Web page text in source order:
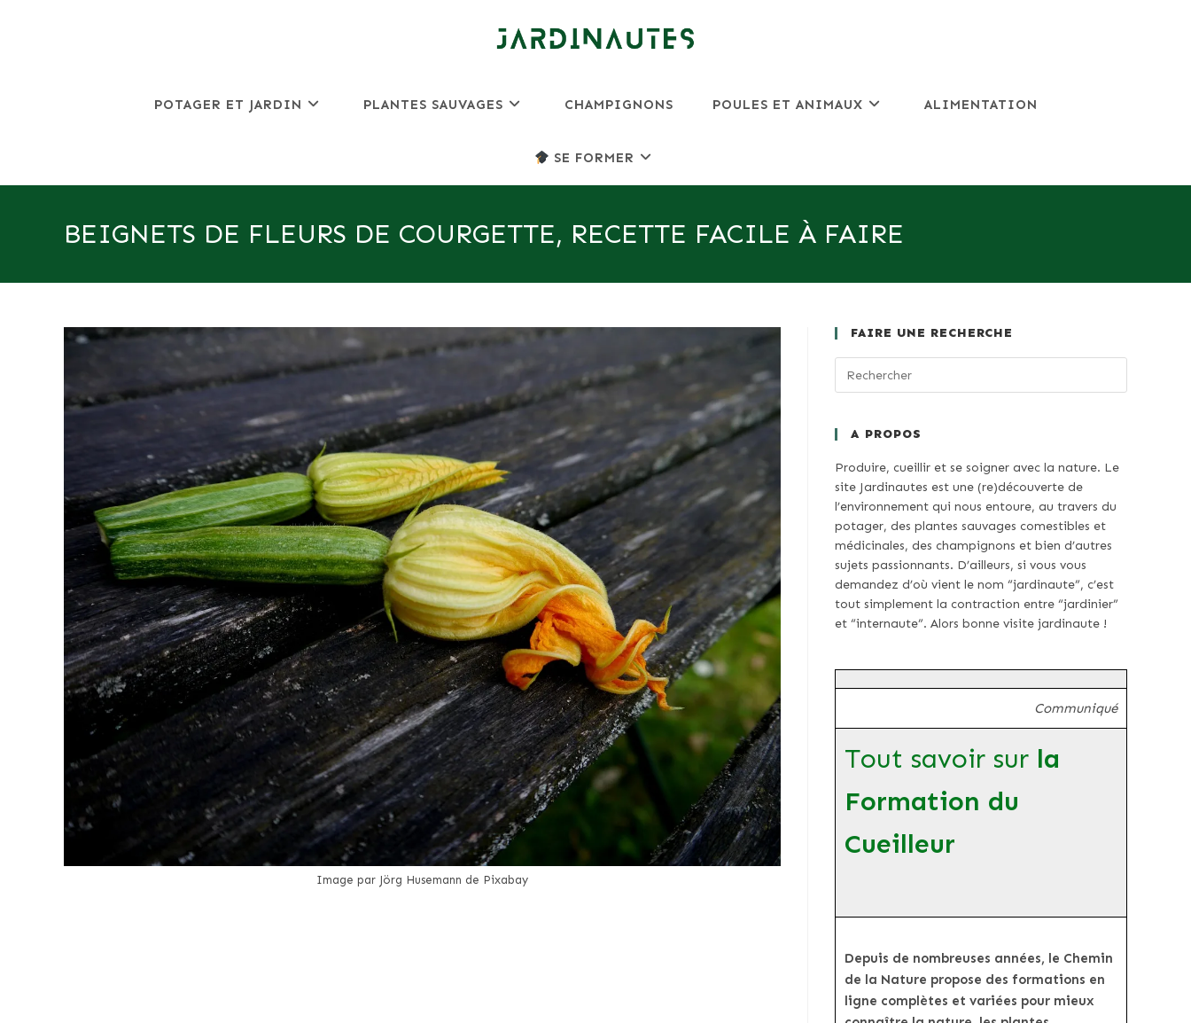
POTAGER ET JARDIN PLANTES SAUVAGES CHAMPIGNONS POULES ET ANIMAUX ALIMENTATION
SE FORMER
BEIGNETS DE FLEURS DE COURGETTE, RECETTE FACILE À FAIRE
Image par Jörg Husemann de Pixabay
FAIRE UNE RECHERCHE
A PROPOS
Produire, cueillir et se soigner avec la nature. Le
site Jardinautes est une (re)découverte de
l’environnement qui nous entoure, au travers du
potager, des plantes sauvages comestibles et
médicinales, des champignons et bien d’autres
sujets passionnants. D’ailleurs, si vous vous
demandez d’où vient le nom “jardinaute”, c’est
tout simplement la contraction entre “jardinier”
et “internaute”. Alors bonne visite jardinaute !
Communiqué
Tout savoir sur la
Formation du
Cueilleur
Depuis de nombreuses années, le Chemin
de la Nature propose des formations en
ligne complètes et variées pour mieux